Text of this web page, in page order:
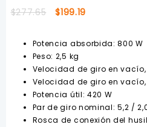
$277.65
El
era:
$277.65.
$199.19
es:
Potencia absorbida: 800 W
Peso: 2,5 kg
Velocidad de giro en vacío,
Velocidad de giro en
Potencia útil: 420 W
Par de giro nominal: 5,2 /
Rosca de conexión del